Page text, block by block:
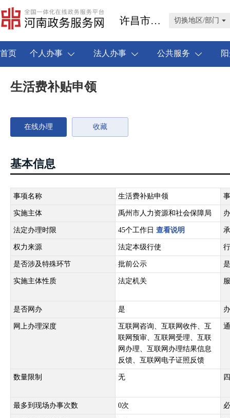
许昌市禹州市 切换地区/部门
首页 个人办事 法人办事 公共服务
生活费补贴申领
在线办理 收藏
基本信息
事项名称 生活费补贴申领
实施主体 禹州市人力资源和社会保障局
法定办理时限 45个工作日 查看说明
权力来源 法定本级行使
是否涉及特殊环节 批前公示
实施主体性质 法定机关
是否网办 是
网上办理深度
互联网咨询、互联网收件、互
联网预审、互联网受理、互联
网办理、互联网办理结果信息
反馈、互联网电子证照反馈
数量限制 无
最多到现场办事次数 0次